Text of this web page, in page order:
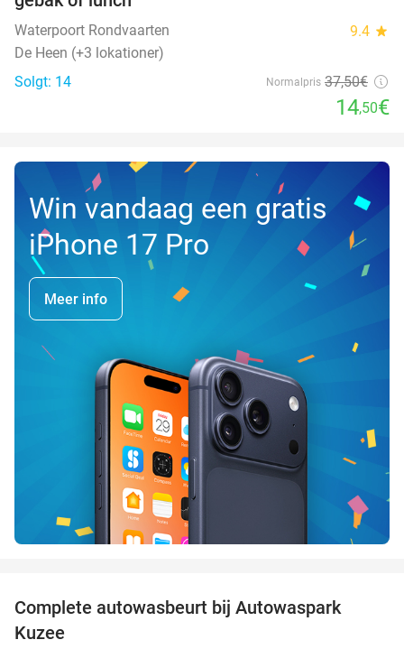
Waterpoort Rondvaarten 9.4 star
De Heen (+3 lokationer)
Solgt: 14
Normalpris 37,50€
14,50€
Win vandaag een gratis
iPhone 17 Pro
Meer info
Complete autowasbeurt bij Autowaspark
Kuzee